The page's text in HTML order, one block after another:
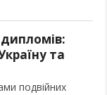
та
подвійних